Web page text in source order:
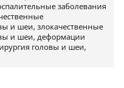
заболевания
и шеи, злокачественные
и шеи, деформации
головы и шеи,